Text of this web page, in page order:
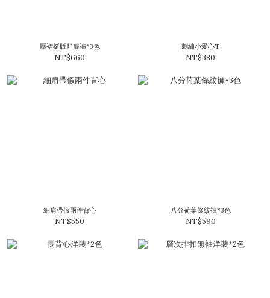
壓褶挺版舒服褲*3色
NT$660
刺繡小愛心T
NT$380
細肩帶假兩件背心
NT$550
八分荷葉條紋褲*3色
NT$590